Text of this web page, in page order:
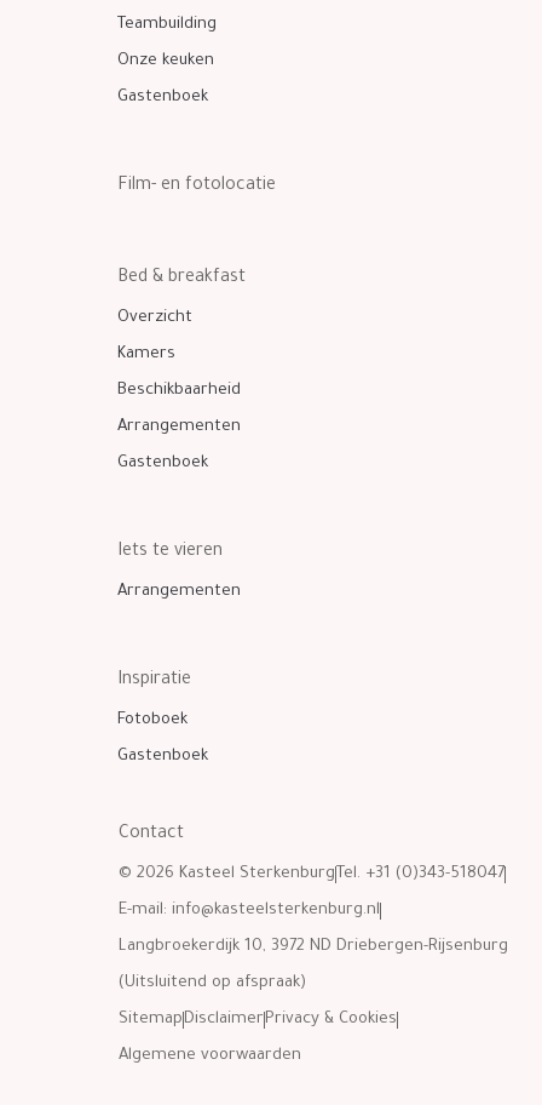
Teambuilding
Onze keuken
Gastenboek
Film- en fotolocatie
Bed & breakfast
Overzicht
Kamers
Beschikbaarheid
Arrangementen
Gastenboek
Iets te vieren
Arrangementen
Inspiratie
Fotoboek
Gastenboek
Contact
© 2026 Kasteel Sterkenburg Tel. +31 (0)343-518047
E-mail: info@kasteelsterkenburg.nl
Langbroekerdijk 10, 3972 ND Driebergen-Rijsenburg
(Uitsluitend op afspraak)
Sitemap Disclaimer Privacy & Cookies
Algemene voorwaarden